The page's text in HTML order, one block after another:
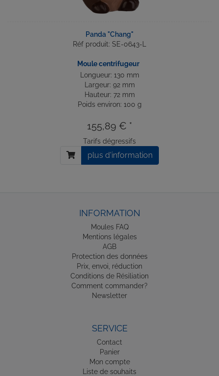
Panda "Chang"
Réf produit: SE-0643-L
Moule centrifugeur
Longueur: 130 mm
Largeur: 92 mm
Hauteur: 72 mm
Poids environ: 100 g
155,89 € *
Tarifs dégressifs
plus d'information
INFORMATION
Moules FAQ
Mentions légales
AGB
Protection des données
Prix, envoi, réduction
Conditions de Résiliation
Comment commander?
Newsletter
SERVICE
Contact
Panier
Mon compte
Liste de souhaits